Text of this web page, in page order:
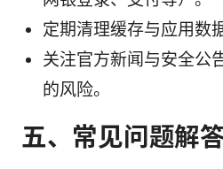
定期清理缓存与应用数
关注官方新闻与安全公
的风险。
五、常见问题解答